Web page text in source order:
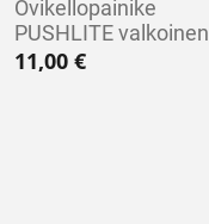
Ovikellopainike
PUSHLITE valkoinen
11,00 €